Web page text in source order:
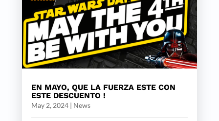
EN MAYO, QUE LA FUERZA ESTE CON
ESTE DESCUENTO !
May 2, 2024| News